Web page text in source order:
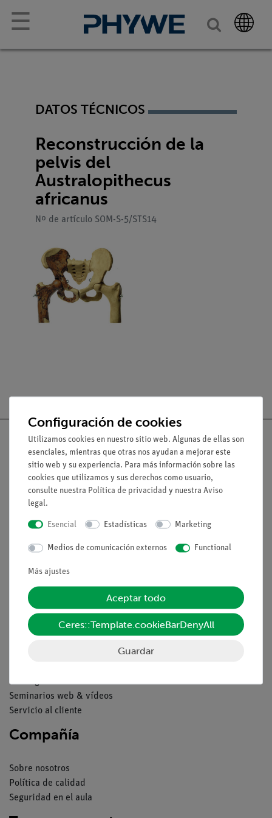
☰
DATOS TÉCNICOS
Reconstrucción de la
pelvis del
Australopithecus
africanus
Nº de artículo SOM-S-5/STS14
Nach oben
Aviso lega
Contacto
Pie de imprenta
Servicio
Catálogos
Seminarios web & vídeos
Servicio al cliente
Compañía
Sobre nosotros
Política de calidad
Seguridad en el aula
Configuración de cookies
Utilizamos cookies en nuestro sitio web. Algunas de ellas son
esenciales, mientras que otras nos ayudan a mejorar este
sitio web y su experiencia. Para más información sobre las
cookies que utilizamos y sus derechos como usuario,
consulte nuestra Política de privacidad y nuestra Aviso
legal.
Esencial Estadísticas Marketing
Medios de comunicación externos Functional
Más ajustes
Aceptar todo
Ceres::Template.cookieBarDenyAll
Guardar